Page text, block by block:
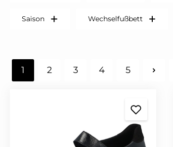
Saison Wechselfußbett
Seite
1
Seite
2
Seite
3
Seite
4
Seite
5